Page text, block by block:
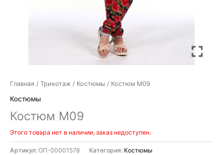
Главная / Трикотаж / Костюмы / Костюм М09
Костюмы
Костюм М09
Этого товара нет в наличии, заказ недоступен.
Артикул: ОП-00001578 Категория: Костюмы